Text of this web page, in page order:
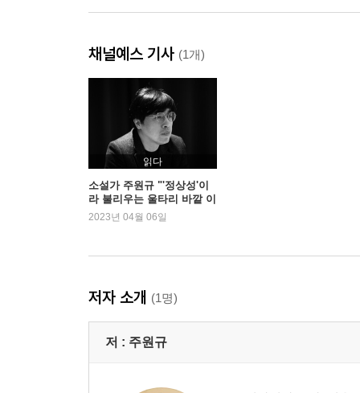
채널예스 기사 (1개)
읽다
소설가 주원규 "'정상성'이
라 불리우는 울타리 바깥 이
야기"
2023년 04월 06일
저자 소개 (1명)
저 : 주원규